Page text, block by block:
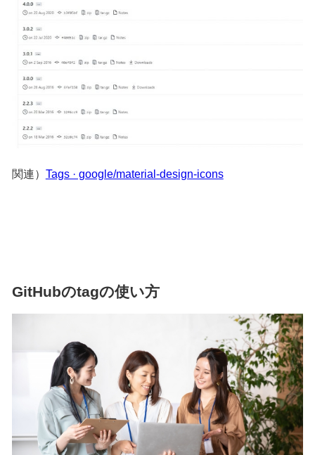
関連） Tags · google/material-design-icons
GitHubのtagの使い方